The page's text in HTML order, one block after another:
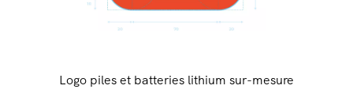
Logo piles et batteries lithium sur-mesure